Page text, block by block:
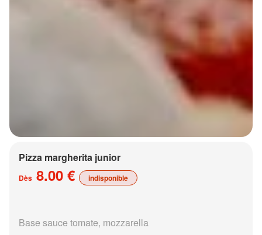
Pizza margherita junior
Dès 8.00 € indisponible
Base sauce tomate, mozzarella